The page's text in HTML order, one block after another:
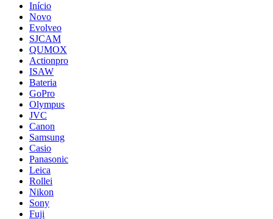
Início
Novo
Evolveo
SJCAM
QUMOX
Actionpro
ISAW
Bateria
GoPro
Olympus
JVC
Canon
Samsung
Casio
Panasonic
Leica
Rollei
Nikon
Sony
Fuji